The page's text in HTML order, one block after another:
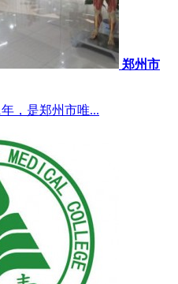
郑州市
，是郑州市唯...